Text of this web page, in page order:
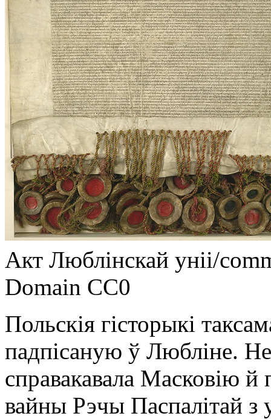
Акт Люблінскай уніі/
Domain CC0
Польскія гісторыкі
падпісаную ў Любліне.
справакавала Масковію
вайны Рэчы Паспалітай з